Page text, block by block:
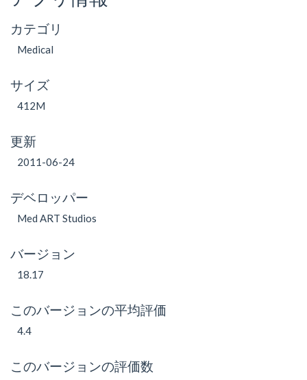
カテゴリ
Medical
サイズ
412M
更新
2011-06-24
デベロッパー
Med ART Studios
バージョン
18.17
このバージョンの平均評価
4.4
このバージョンの評価数